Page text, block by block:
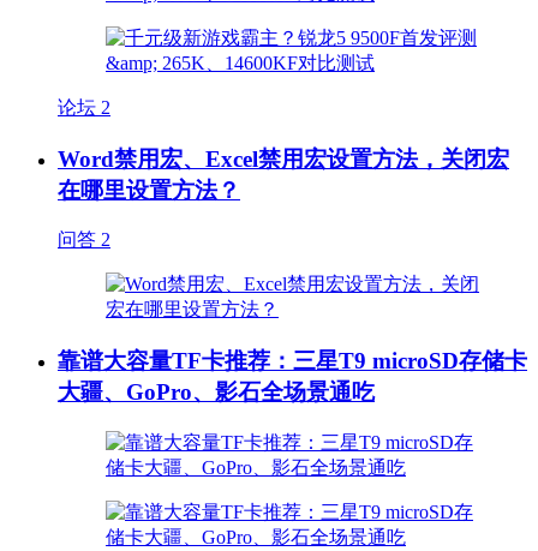
论坛 2
Word禁用宏、Excel禁用宏设置方法，关闭宏
在哪里设置方法？
问答 2
靠谱大容量TF卡推荐：三星T9 microSD存储卡
大疆、GoPro、影石全场景通吃